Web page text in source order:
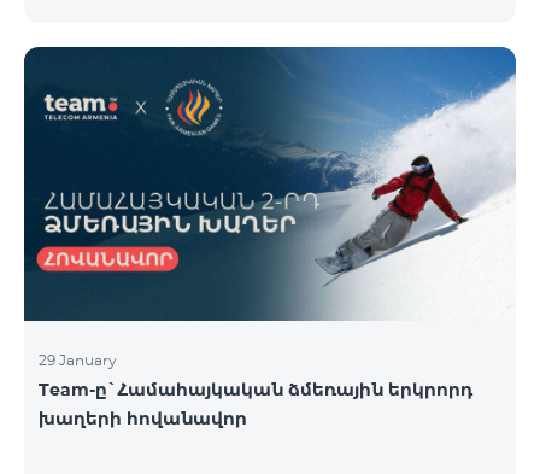
29 January
Team-ը`Համահայկական ձմեռային երկրորդ
խաղերի հովանավոր